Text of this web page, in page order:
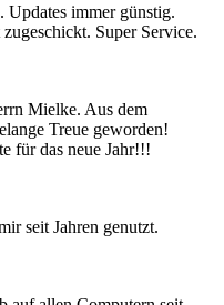
Updates immer günstig.
Super Service.
Mielke. Aus dem
Treue geworden!
für das neue Jahr!!!
seit Jahren genutzt.